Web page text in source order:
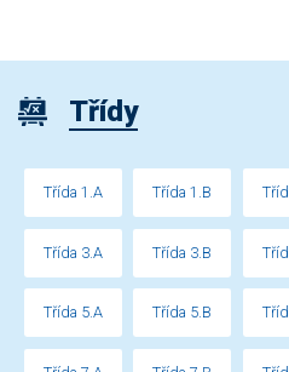
Třídy
Třída 1.A Třída 1.B
Třída 3.A Třída 3.B
Třída 5.A Třída 5.B